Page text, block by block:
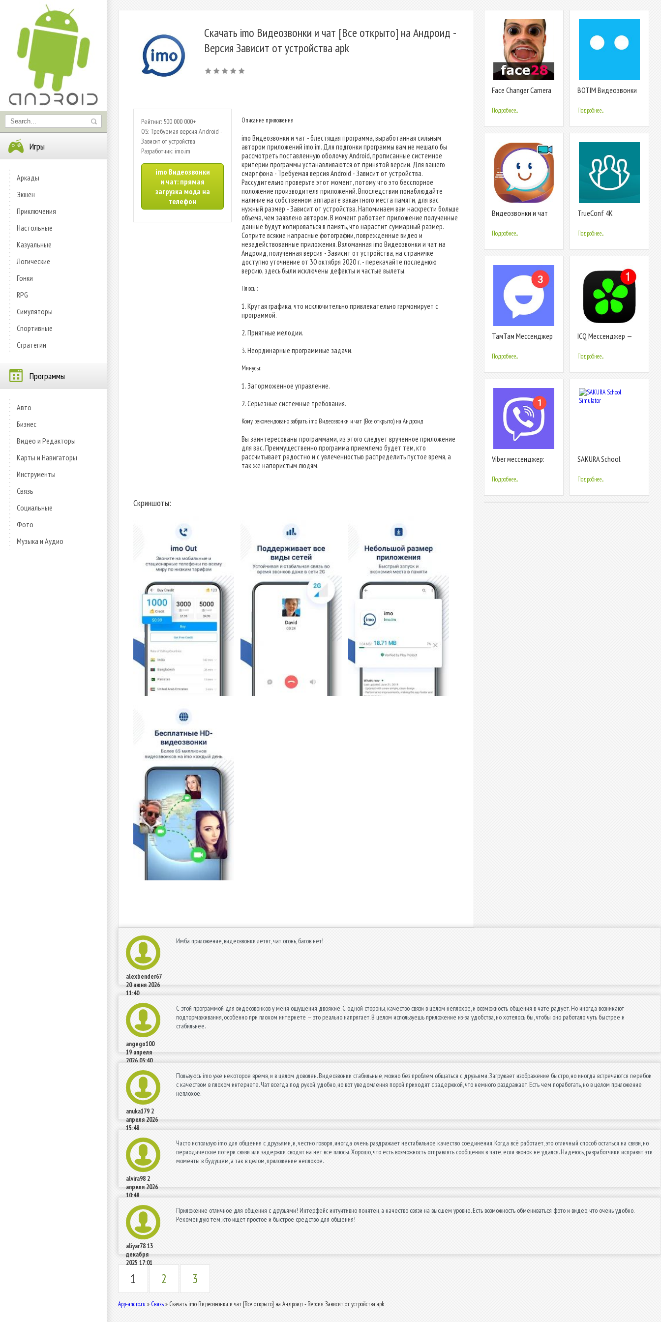
Игры
Аркады
Экшен
Приключения
Настольные
Казуальные
Логические
Гонки
RPG
Симуляторы
Спортивные
Стратегии
Программы
Авто
Бизнес
Видео и Редакторы
Карты и Навигаторы
Инструменты
Связь
Социальные
Фото
Музыка и Аудио
Скачать imo Видеозвонки и чат [Все открыто] на Андроид -
Версия Зависит от устройства apk
Рейтинг: 500 000 000+
OS: Требуемая версия Android -
Зависит от устройства
Разработчик: imo.im
imo Видеозвонки
и чат: прямая
загрузка мода на
телефон
Описание приложения
imo Видеозвонки и чат - блестящая программа, выработанная сильным
автором приложений imo.im. Для подгонки программы вам не мешало бы
рассмотреть поставленную оболочку Android, прописанные системное
критерии программы устанавливаются от принятой версии. Для вашего
смартфона - Требуемая версия Android - Зависит от устройства.
Рассудительно проверьте этот момент, потому что это бесспорное
положение производителя приложений. Впоследствии понаблюдайте
наличие на собственном аппарате вакантного места памяти, для вас
нужный размер - Зависит от устройства. Напоминаем вам наскрести больше
объема, чем заявлено автором. В момент работает приложение полученные
данные будут копироваться в память, что нарастит суммарный размер.
Сотрите всякие напрасные фотографии, поврежденные видео и
незадействованные приложения. Взломанная imo Видеозвонки и чат на
Андроид, полученная версия - Зависит от устройства, на страничке
доступно уточнение от 30 октября 2020 г. - перекачайте последнюю
версию, здесь были исключены дефекты и частые вылеты.
Плюсы:
1. Крутая графика, что исключительно привлекательно гармонирует с
программой.
2. Приятные мелодии.
3. Неординарные программные задачи.
Минусы:
1. Заторможенное управление.
2. Серьезные системные требования.
Кому рекомендовано забрать imo Видеозвонки и чат (Все открыто) на Андроид
Вы заинтересованы программами, из этого следует врученное приложение
для вас. Преимущественно программа приемлемо будет тем, кто
рассчитывает радостно и с увлеченностью распределить пустое время, а
так же напористым людям.
Скриншоты:
Face Changer Camera
Подробнее...
BOTIM Видеозвонки
Подробнее...
Видеозвонки и чат
Подробнее...
TrueConf 4К
бесплатно
Подробнее...
ТамТам Мессенджер
и общение
Подробнее...
ICQ Мессенджер —
человек и чаты
Подробнее...
Viber мессенджер:
видеозвонки и чат
Подробнее...
SAKURA School
Подробнее...
alexbender67
20 июня 2026
11:40
Имба приложение, видеозвонки летят, чат огонь, багов нет!
angego100
19 апреля
2026 03:40
С этой программой для видеозвонков у меня ощущения двоякие. С одной стороны, качество связи в целом неплохое, и возможность общения в чате радует. Но иногда возникают
подтормаживания, особенно при плохом интернете — это реально напрягает. В целом используешь приложение из-за удобства, но хотелось бы, чтобы оно работало чуть быстрее и
стабильнее.
anuka179 2
апреля 2026
15:48
Пользуюсь imo уже некоторое время, и в целом доволен. Видеозвонки стабильные, можно без проблем общаться с друзьями. Загружает изображение быстро, но иногда встречаются перебои
с качеством в плохом интернете. Чат всегда под рукой, удобно, но вот уведомления порой приходят с задержкой, что немного раздражает. Есть чем поработать, но в целом приложение
неплохое.
alvira98 2
апреля 2026
10:48
Часто использую imo для общения с друзьями, и, честно говоря, иногда очень раздражает нестабильное качество соединения. Когда всё работает, это отличный способ остаться на связи, но
периодические потери связи или задержки сводят на нет все плюсы. Хорошо, что есть возможность отправлять сообщения в чате, если звонок не удался. Надеюсь, разработчики исправят эти
моменты в будущем, а так в целом, приложение неплохое.
aliyar7813
декабря
2025 17:01
Приложение отличное для общения с друзьями! Интерфейс интуитивно понятен, а качество связи на высшем уровне. Есть возможность обмениваться фото и видео, что очень удобно.
Рекомендую тем, кто ищет простое и быстрое средство для общения!
1 2 3
App-andro.ru » Связь» Скачать imo Видеозвонки и чат [Все открыто] на Андроид - Версия Зависит от устройства apk